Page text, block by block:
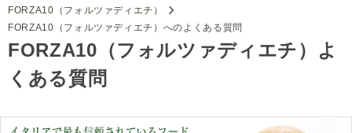
FORZA10（フォルツァディエチ）
FORZA10（フォルツァディエチ）へのよくある質問
FORZA10（フォルツァディエチ）よ
くある質問